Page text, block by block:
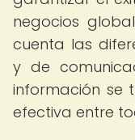
negocios
cuenta las
y de
información se
efectiva entre